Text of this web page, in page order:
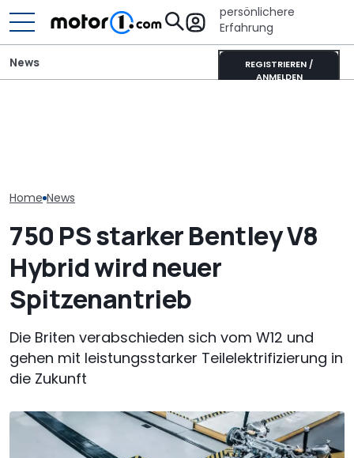
persönlichere
Erfahrung
REGISTRIEREN /
ANMELDEN
News
Home News
750 PS starker Bentley V8
Hybrid wird neuer
Spitzenantrieb
Die Briten verabschieden sich vom W12 und
gehen mit leistungsstarker Teilelektrifizierung in
die Zukunft